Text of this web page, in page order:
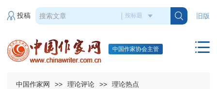
旧版
投稿
中国作家协会主管
中国作家网 >> 理论评论 >> 理论热点